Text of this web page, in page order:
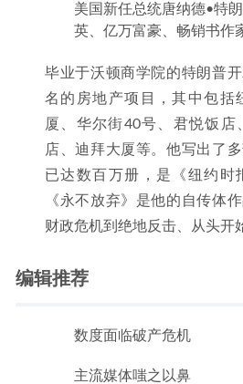
美国新任总统唐纳德•特
英、亿万富豪、畅销书作
毕业于沃顿商学院的特朗普
名的房地产项目，其中包括
厦、华尔街40号、君悦饭店
店、迪拜大厦等。他写出了
已达数百万册，是《纽约时
《永不放弃》是他的自传体
财政危机到绝地反击、从头开
编辑推荐
数度面临破产危机
主流媒体嗤之以鼻